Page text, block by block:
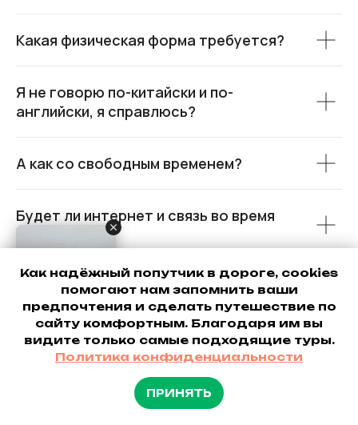
Как надёжный попутчик в дороге, cookies
помогают нам запомнить ваши
предпочтения и сделать путешествие по
сайту комфортным. Благодаря им вы
видите только самые подходящие туры.
Политика конфиденциальности
ПРИНЯТЬ
Какая физическая форма требуется?
Я не говорю по-китайски и по-
английски, я справлюсь?
А как со свободным временем?
Будет ли интернет и связь во время
поездки?
Будет ли еда?
Цена указана за одного человека?
Как платить в Китае? Какую валюту